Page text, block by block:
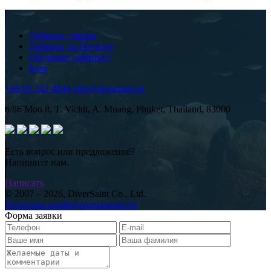
Дайвинг сафари
Дайвинг на Пхукете
Обучение дайвингу
Блог
+66 85 343 4944 info@diversaint.ru
6/86 Moo 8, T. Vichit, A. Muang, Phuket, Thailand, 83000
Есть вопрос или предложение?
Напишите нам.
Написать
© 2007 – 2026, DiverSaint Co., Ltd.
Политика конфиденциальности
Форма заявки